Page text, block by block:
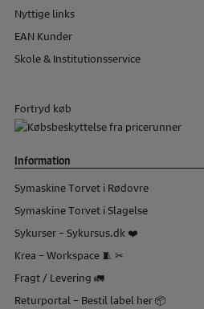
Nyttige links
EAN Kunder
Skole & Institutionsservice
Fortryd køb
Information
Symaskine Torvet i Rødovre
Symaskine Torvet i Slagelse
Sykurser – Sykursus.dk ❤️
Krea – Workspace 🧵 ✂
Fragt / Levering 🚛
Returportal – Bestil label her 📦